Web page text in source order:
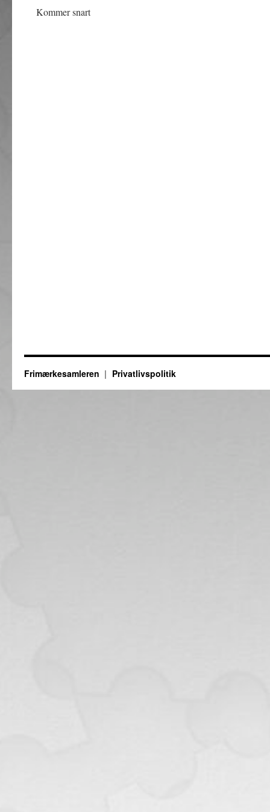
Kommer snart
Frimærkesamleren Privatlivspolitik